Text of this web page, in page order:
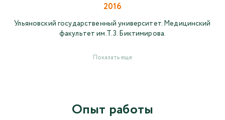
2016
Ульяновский государственный университет. Медицинский
факультет им.Т.З. Биктимирова.
Показать еще
Опыт работы